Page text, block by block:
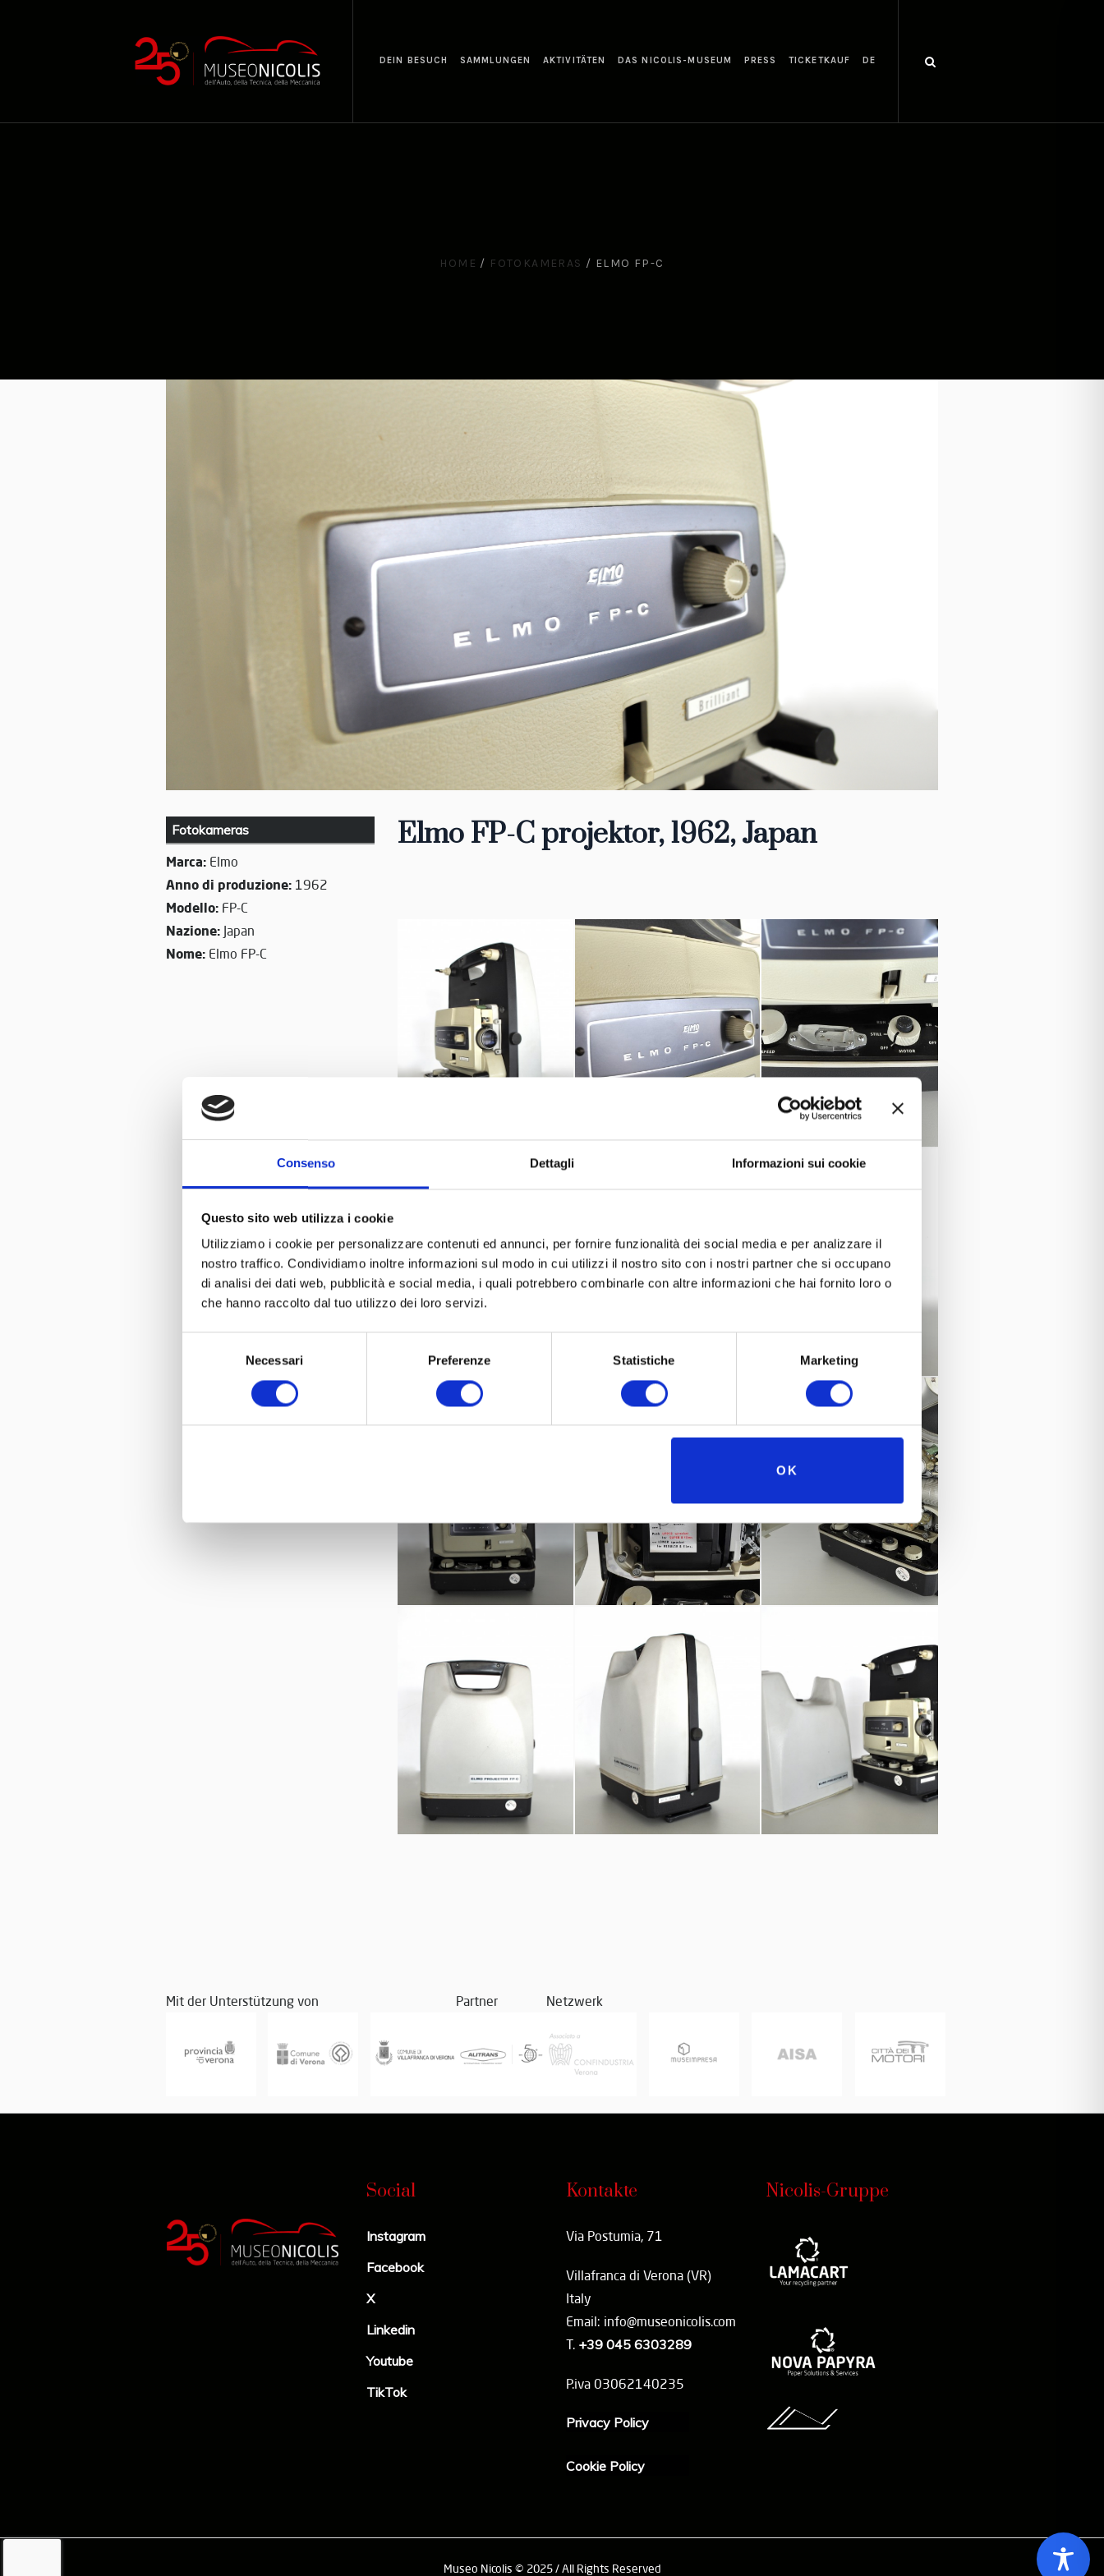
Consenso Dettagli Informazioni sui cookie
Questo sito web utilizza i cookie
Utilizziamo i cookie per personalizzare contenuti ed annunci, per fornire funzionalità dei social media e per analizzare il
nostro traffico. Condividiamo inoltre informazioni sul modo in cui utilizzi il nostro sito con i nostri partner che si occupano
di analisi dei dati web, pubblicità e social media, i quali potrebbero combinarle con altre informazioni che hai fornito loro o
che hanno raccolto dal tuo utilizzo dei loro servizi.
Necessari Preferenze Statistiche Marketing
OK
DEIN BESUCH SAMMLUNGEN AKTIVITÄTEN DAS NICOLIS-MUSEUM PRESS TICKETKAUF DE
HOME / FOTOKAMERAS / ELMO FP-C
Fotokameras
Marca: Elmo
Anno di produzione: 1962
Modello: FP-C
Nazione: Japan
Nome: Elmo FP-C
Elmo FP-C projektor, 1962, Japan
Mit der Unterstützung von Partner Netzwerk
Social
Instagram
Facebook
X
Linkedin
Youtube
TikTok
Kontakte
Via Postumia, 71
Villafranca di Verona (VR)
Italy
Email: info@museonicolis.com
T. +39 045 6303289
P.iva 03062140235
Privacy Policy
Cookie Policy
Nicolis-Gruppe
Museo Nicolis © 2025 / All Rights Reserved